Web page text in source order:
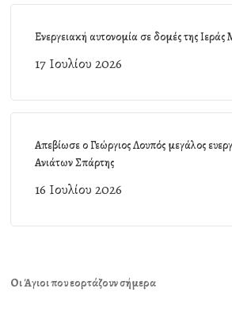
Ενεργειακή αυτονομία σε δομές της
17 Ιουλίου 2026
Απεβίωσε ο Γεώργιος Λουπός μεγάλος
Ανιάτων Σπάρτης
16 Ιουλίου 2026
Οι Άγιοι που εορτάζουν σήμερα